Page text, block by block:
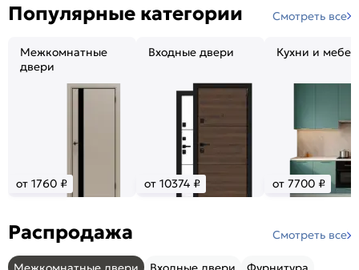
Популярные категории Смотреть все
Межкомнатные
двери
от 1760 ₽
Входные двери
от 10374 ₽
Кухни и
от 7700 ₽
Распродажа Смотреть все